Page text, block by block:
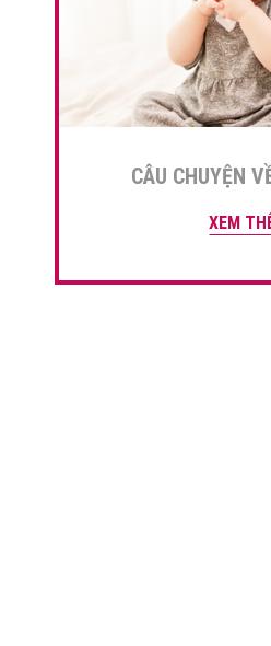
CÂU CHUYỆN
XEM